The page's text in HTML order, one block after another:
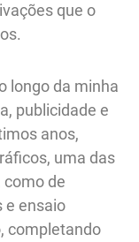
que o
longo da minha
publicidade e
anos,
uma das
de
e ensaio
completando